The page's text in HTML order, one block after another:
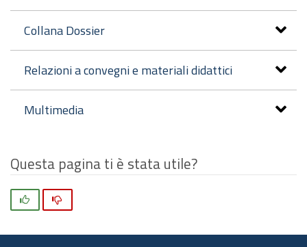
Collana Dossier
Relazioni a convegni e materiali didattici
Multimedia
Questa pagina ti è stata utile?